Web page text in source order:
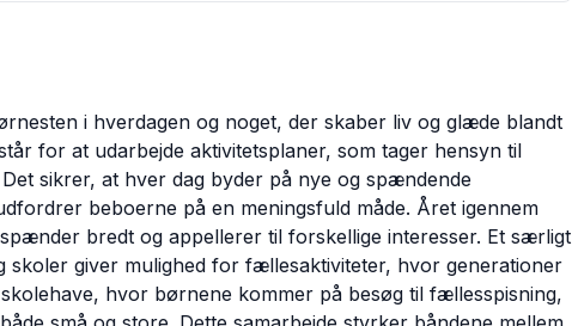
i hverdagen og noget, der skaber liv og glæde blandt
for at udarbejde aktivitetsplaner, som tager hensyn til
sikrer, at hver dag byder på nye og spændende
beboerne på en meningsfuld måde. Året igennem
bredt og appellerer til forskellige interesser. Et særligt
skoler giver mulighed for fællesaktiviteter, hvor generationer
hvor børnene kommer på besøg til fællesspisning,